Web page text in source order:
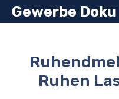
Zum
InhaltGewerbe Doku
Ruhen